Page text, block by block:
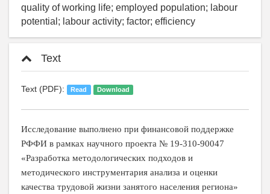
quality of working life; employed population; labour
potential; labour activity; factor; efficiency
Text
Text (PDF): Read Download
Исследование выполнено при финансовой поддержке
РФФИ в рамках научного проекта № 19-310-90047
«Разработка методологических подходов и
методического инструментария анализа и оценки
качества трудовой жизни занятого населения региона»